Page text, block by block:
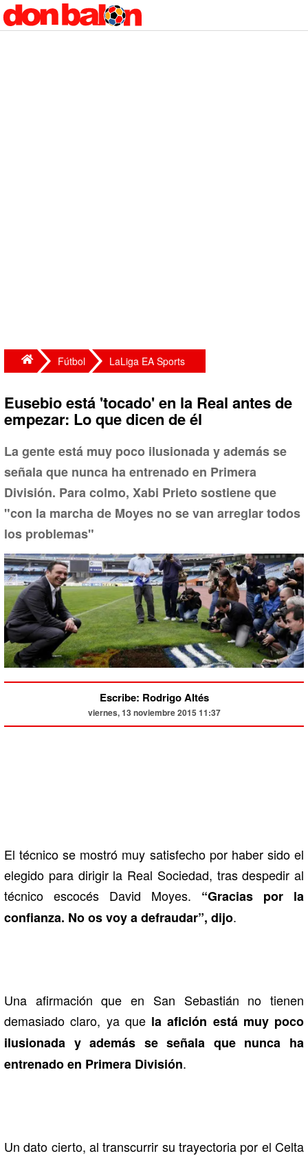
Fútbol LaLiga EA Sports
Eusebio está 'tocado' en la Real antes de
empezar: Lo que dicen de él
La gente está muy poco ilusionada y además se
señala que nunca ha entrenado en Primera
División. Para colmo, Xabi Prieto sostiene que
"con la marcha de Moyes no se van arreglar todos
los problemas"
Escribe: Rodrigo Altés
viernes, 13 noviembre 2015 11:37
El técnico se mostró muy satisfecho por haber sido el
elegido para dirigir la Real Sociedad, tras despedir al
técnico escocés David Moyes. “Gracias por la
confianza. No os voy a defraudar”, dijo.
Una afirmación que en San Sebastián no tienen
demasiado claro, ya que la afición está muy poco
ilusionada y además se señala que nunca ha
entrenado en Primera División.
Un dato cierto, al transcurrir su trayectoria por el Celta